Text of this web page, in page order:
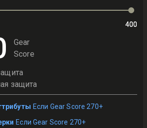
400
400
Gear
Score
защита
Если Gear Score 270+
Если Gear Score 270+